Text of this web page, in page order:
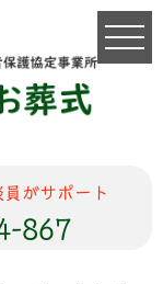
がサポート
867